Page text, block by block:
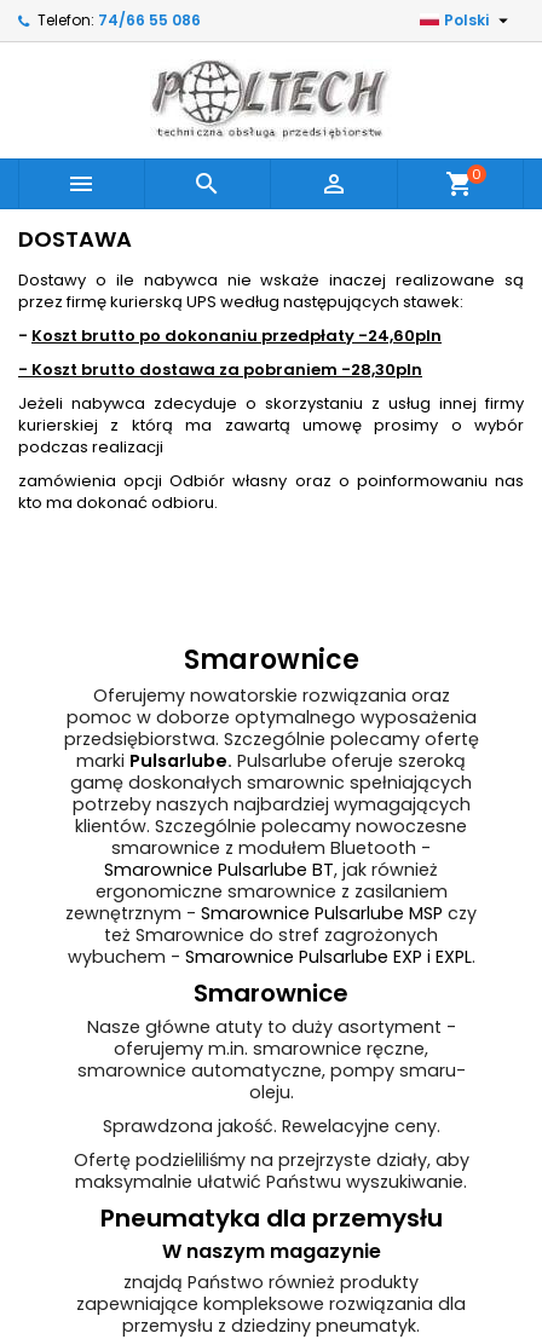
Telefon: 74/66 55 086 Polski 
   shopping_cart0
DOSTAWA
Dostawy o ile nabywca nie wskaże inaczej realizowane są
przez firmę kurierską UPS według następujących stawek:
- Koszt brutto po dokonaniu przedpłaty -24,60pln
- Koszt brutto dostawa za pobraniem -28,30pln
Jeżeli nabywca zdecyduje o skorzystaniu z usług innej firmy
kurierskiej z którą ma zawartą umowę prosimy o wybór
podczas realizacji
zamówienia opcji Odbiór własny oraz o poinformowaniu nas
kto ma dokonać odbioru.
Smarownice
Oferujemy nowatorskie rozwiązania oraz
pomoc w doborze optymalnego wyposażenia
przedsiębiorstwa. Szczególnie polecamy ofertę
marki Pulsarlube. Pulsarlube oferuje szeroką
gamę doskonałych smarownic spełniających
potrzeby naszych najbardziej wymagających
klientów. Szczególnie polecamy nowoczesne
smarownice z modułem Bluetooth -
Smarownice Pulsarlube BT, jak również
ergonomiczne smarownice z zasilaniem
zewnętrznym - Smarownice Pulsarlube MSP czy
też Smarownice do stref zagrożonych
wybuchem - Smarownice Pulsarlube EXP i EXPL.
Smarownice
Nasze główne atuty to duży asortyment -
oferujemy m.in. smarownice ręczne,
smarownice automatyczne, pompy smaru-
oleju.
Sprawdzona jakość. Rewelacyjne ceny.
Ofertę podzieliliśmy na przejrzyste działy, aby
maksymalnie ułatwić Państwu wyszukiwanie.
Pneumatyka dla przemysłu
W naszym magazynie
znajdą Państwo również produkty
zapewniające kompleksowe rozwiązania dla
przemysłu z dziedziny pneumatyk.